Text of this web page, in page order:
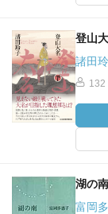
登山
諸田
132
湖の南
富岡